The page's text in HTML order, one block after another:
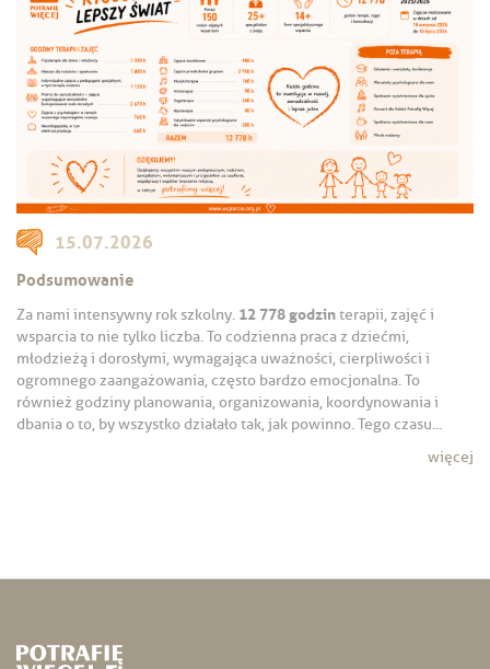
15.07.2026
Podsumowanie
Za nami intensywny rok szkolny. 12 778 godzinterapii, zajęć i
wsparcia to nie tylko liczba. To codzienna praca z dziećmi,
młodzieżą i dorosłymi, wymagająca uważności, cierpliwości i
ogromnego zaangażowania, często bardzo emocjonalna. To
również godziny planowania, organizowania, koordynowania i
dbania o to, by wszystko działało tak, jak powinno. Tego czasu...
więcej